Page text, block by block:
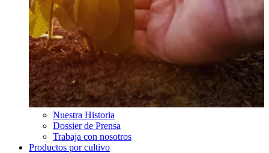
Nuestra Historia
Dossier de Prensa
Trabaja con nosotros
Productos por cultivo